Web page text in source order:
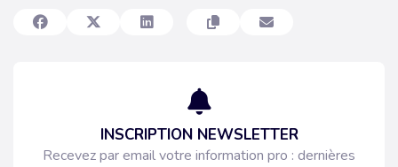
INSCRIPTION NEWSLETTER
Recevez par email votre information pro : dernières